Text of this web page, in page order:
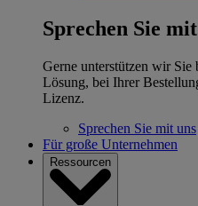
Sprechen Sie
Gerne unterstützen wir Sie
Lösung, bei Ihrer
Lizenz.
Sprechen Sie mit uns
Für große Unternehmen
Ressourcen